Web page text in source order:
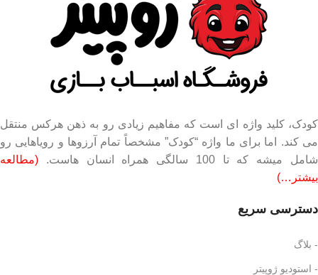
کودک، کلید واژه ای است که مفاهیم زیادی رو به ذهن هرکس منتقل
می کند. اما برای ما واژه “کودک” مشخصاً تمام آرزوها و رویاهایی رو
شامل میشه که تا 100 سالگی همراه انسان هاست.
(مطالعه
بیشتر…)
دسترسی سریع
- بلاگ
- استودیو ژوپیتر